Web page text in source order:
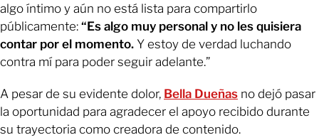
algo íntimo y aún no está lista para compartirlo
públicamente: “Es algo muy personal y no les quisiera
contar por el momento. Y estoy de verdad luchando
contra mí para poder seguir adelante.”
A pesar de su evidente dolor, Bella Dueñas no dejó pasar
la oportunidad para agradecer el apoyo recibido durante
su trayectoria como creadora de contenido.